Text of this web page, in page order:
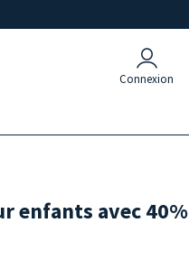
Connexion
enfants avec 40%